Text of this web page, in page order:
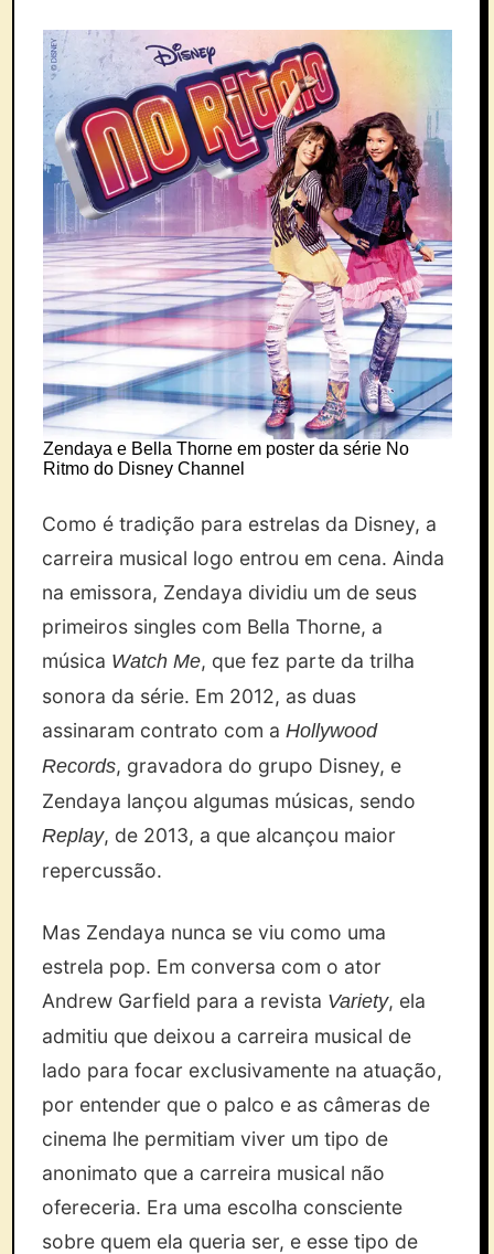
Zendaya e Bella Thorne em poster da série No
Ritmo do Disney Channel
Como é tradição para estrelas da Disney, a
carreira musical logo entrou em cena. Ainda
na emissora, Zendaya dividiu um de seus
primeiros singles com Bella Thorne, a
música Watch Me, que fez parte da trilha
sonora da série. Em 2012, as duas
assinaram contrato com aHollywood
Records, gravadora do grupo Disney, e
Zendaya lançou algumas músicas, sendo
Replay, de 2013, a que alcançou maior
repercussão.
Mas Zendaya nunca se viu como uma
estrela pop. Em conversa com o ator
Andrew Garfield para a revista Variety, ela
admitiu que deixou a carreira musical de
lado para focar exclusivamente na atuação,
por entender que o palco e as câmeras de
cinema lhe permitiam viver um tipo de
anonimato que a carreira musical não
ofereceria. Era uma escolha consciente
sobre quem ela queria ser, e esse tipo de